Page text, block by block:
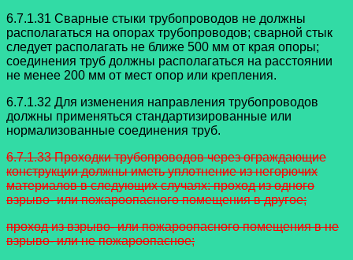
6.7.1.31 Сварные стыки трубопроводов не должны
располагаться на опорах трубопроводов; сварной стык
следует располагать не ближе 500 мм от края опоры;
соединения труб должны располагаться на расстоянии
не менее 200 мм от мест опор или крепления.
6.7.1.32 Для изменения направления трубопроводов
должны применяться стандартизированные или
нормализованные соединения труб.
6.7.1.33 Проходки трубопроводов через ограждающие
конструкции должныиметь уплотнение из негорючих
материалов в следующих случаях:проход из одного
взрыво- или пожароопасного помещения в другое;
проход из взрыво- или пожароопасного помещения в не
взрыво- или непожароопасное;